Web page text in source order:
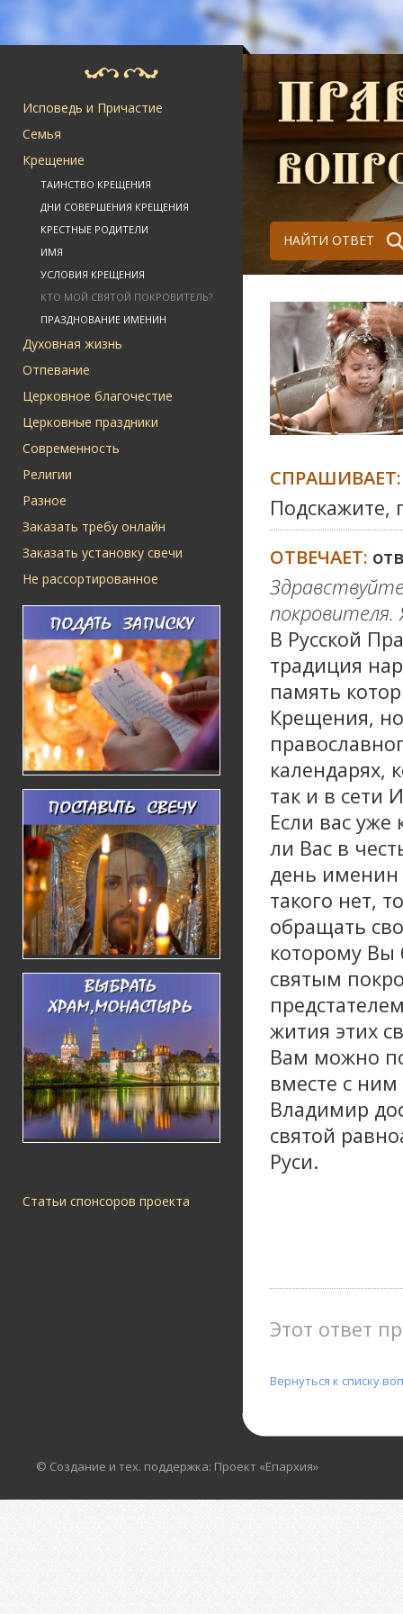
Исповедь и Причастие
Семья
Крещение
ТАИНСТВО КРЕЩЕНИЯ
ДНИ СОВЕРШЕНИЯ КРЕЩЕНИЯ
КРЕСТНЫЕ РОДИТЕЛИ
ИМЯ
УСЛОВИЯ КРЕЩЕНИЯ
КТО МОЙ СВЯТОЙ ПОКРОВИТЕЛЬ?
ПРАЗДНОВАНИЕ ИМЕНИН
Духовная жизнь
Отпевание
Церковное благочестие
Церковные праздники
Современность
Религии
Разное
Заказать требу онлайн
Заказать установку свечи
Не рассортированное
Статьи спонсоров проекта
НАЙТИ ОТВЕТ
СПРАШИВАЕТ:
Подскажите,
ОТВЕЧАЕТ:
покровителя.
В Русской
традиция
память
Крещения,
календарях,
так и в сети
Если вас уже
ли Вас в
день именин
такого нет,
обращать
которому Вы
святым
жития этих
Вам можно
вместе с
Владимир
святой
Руси.
Этот ответ
Вернуться к списку
© Создание и тех. поддержка: Проект «Епархия»